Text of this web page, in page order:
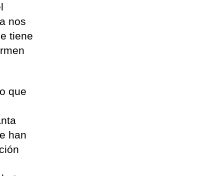
nos
tiene
que
han